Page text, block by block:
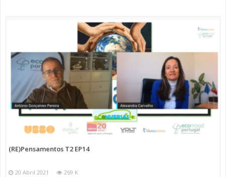
(RE)Pensamentos T2 EP14
20 Abril 2021 269 K